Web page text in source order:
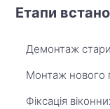
Етапи
Демонтаж
Монтаж нового
Фіксація